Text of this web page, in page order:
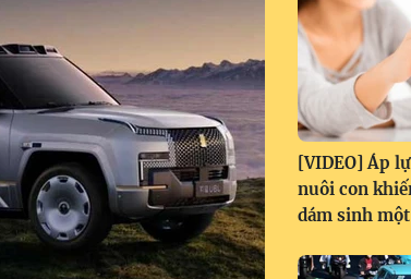
[VIDEO] Áp
nuôi con
dám sinh